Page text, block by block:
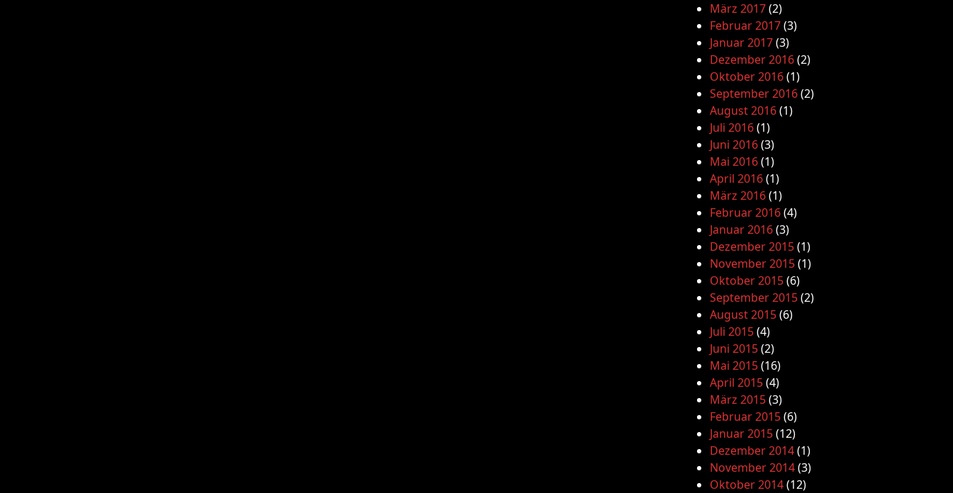
März 2017(2)
Februar 2017(3)
Januar 2017(3)
Dezember 2016(2)
Oktober 2016(1)
September 2016(2)
August 2016(1)
Juli 2016(1)
Juni 2016(3)
Mai 2016(1)
April 2016(1)
März 2016(1)
Februar 2016(4)
Januar 2016(3)
Dezember 2015(1)
November 2015(1)
Oktober 2015(6)
September 2015(2)
August 2015(6)
Juli 2015(4)
Juni 2015(2)
Mai 2015(16)
April 2015(4)
März 2015(3)
Februar 2015(6)
Januar 2015(12)
Dezember 2014(1)
November 2014(3)
Oktober 2014(12)